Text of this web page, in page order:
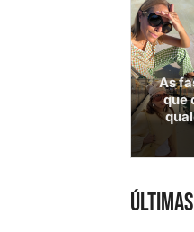
As
que
ÚLTIMAS